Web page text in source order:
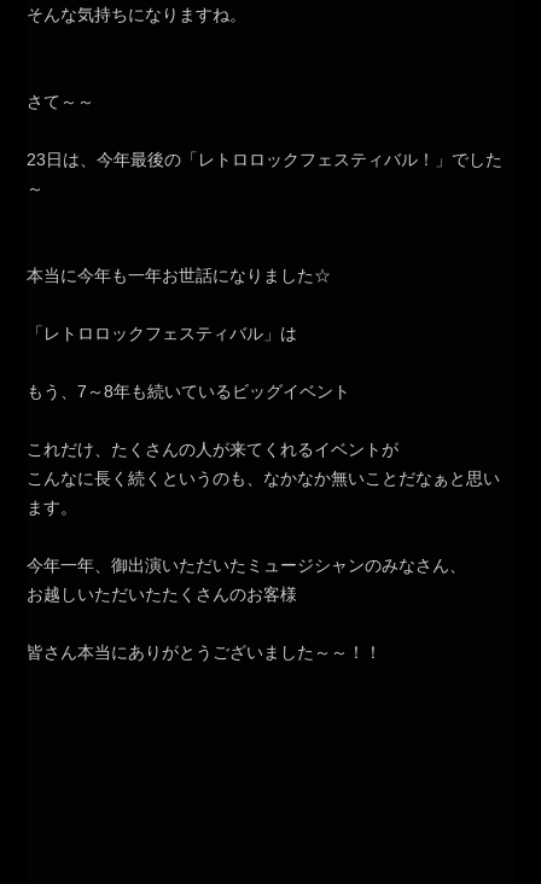
そんな気持ちになりますね。
さて～～
23日は、今年最後の「レトロロックフェスティバル！」でした
～
本当に今年も一年お世話になりました☆
「レトロロックフェスティバル」は
もう、7～8年も続いているビッグイベント
これだけ、たくさんの人が来てくれるイベントが
こんなに長く続くというのも、なかなか無いことだなぁと思い
ます。
今年一年、御出演いただいたミュージシャンのみなさん、
お越しいただいたたくさんのお客様
皆さん本当にありがとうございました～～！！